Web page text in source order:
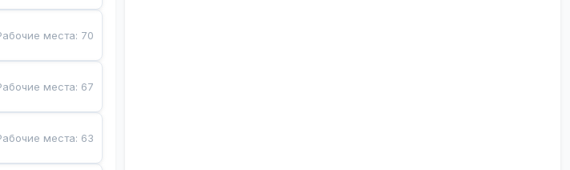
места: 70
места: 67
места: 63